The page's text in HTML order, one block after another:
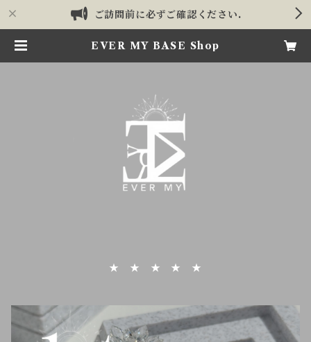
ご訪問前に必ずご確認ください.
EVER MY BASE Shop
★ ★ ★ ★ ★